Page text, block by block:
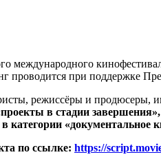
международного
проводится при поддержке
режиссёры и
в стадии
«документальное
по ссылке: https://